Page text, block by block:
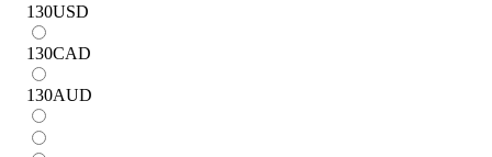
130USD
130CAD
130AUD